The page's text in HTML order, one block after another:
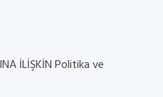
İLİŞKİN Politika ve